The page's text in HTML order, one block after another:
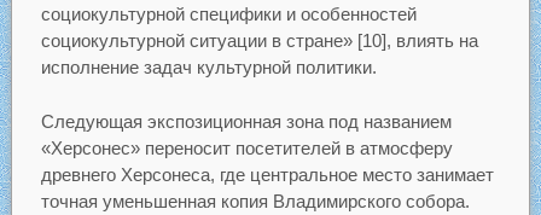
социокультурной специфики и особенностей
социокультурной ситуации в стране» [10], влиять на
исполнение задач культурной политики.
Следующая экспозиционная зона под названием
«Херсонес» переносит посетителей в атмосферу
древнего Херсонеса, где центральное место занимает
точная уменьшенная копия Владимирского собора.